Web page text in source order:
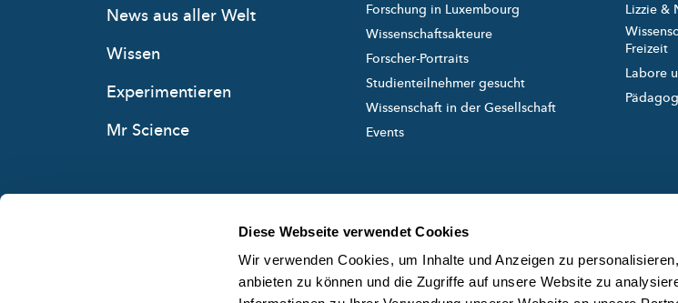
Diese Webseite verwendet Cookies
Wir verwenden Cookies, um Inhalte und Anzeigen zu
anbieten zu können und die Zugriffe auf unsere Website zu
News aus aller Welt
Wissen
Experimentieren
Mr Science
Forschung in Luxembourg
Wissenschaftsakteure
Forscher-Portraits
Studienteilnehmer gesucht
Wissenschaft in der Gesellschaft
Events
Lizzie &
Freizeit
Labore